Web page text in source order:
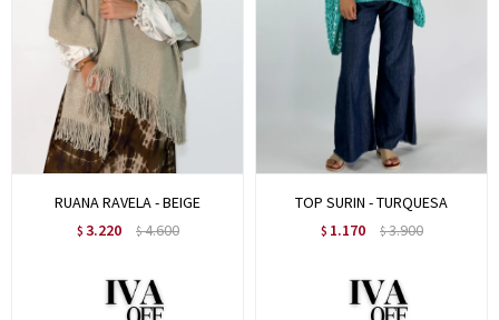
RUANA RAVELA - BEIGE
$ 3.220 $4.600
TOP SURIN - TURQUESA
$ 1.170 $3.900